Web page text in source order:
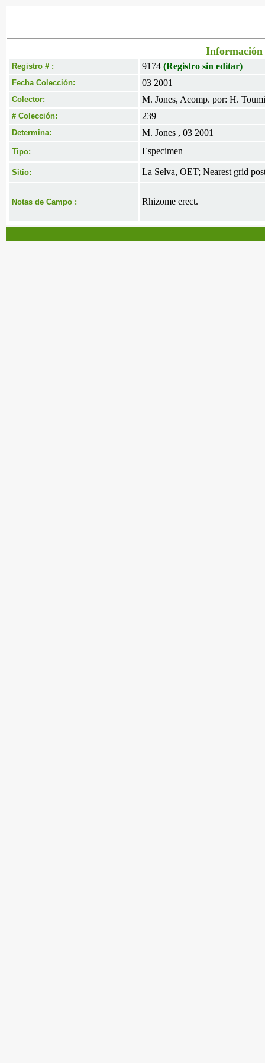
Información
Registro # : 9174 (Registro sin editar)
Fecha Colección: 03 2001
Colector: M. Jones, Acomp. por: H.
# Colección: 239
Determina: M. Jones , 03 2001
Tipo: Especimen
Sitio: La Selva, OET; Nearest grid
Notas de Campo : Rhizome erect.